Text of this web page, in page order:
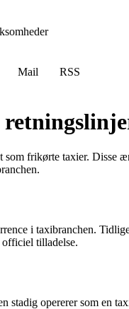
Mail
RSS
frikørte taxier. Disse
i taxibranchen.
tilladelse.
opererer som en